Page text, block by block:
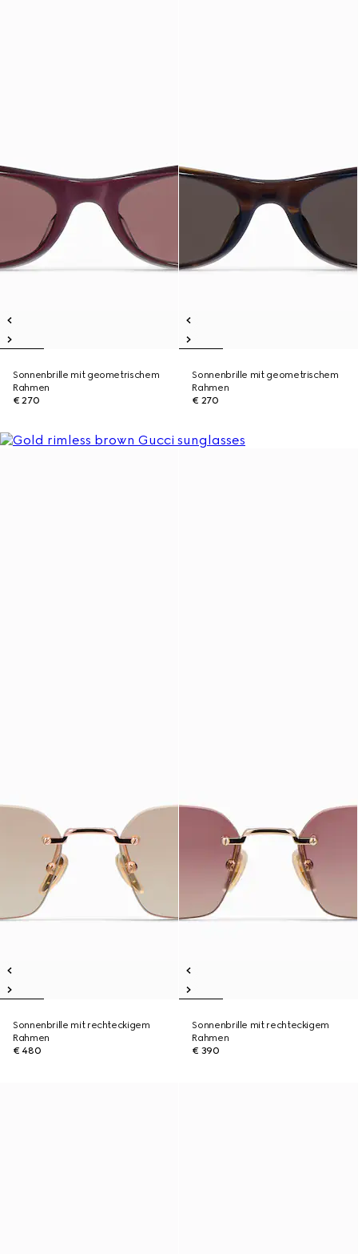
Sonnenbrille mit geometrischem
Rahmen
€ 270
Sonnenbrille mit geometrischem
Rahmen
€ 270
Sonnenbrille mit rechteckigem
Rahmen
€ 480
Sonnenbrille mit rechteckigem
Rahmen
€ 390